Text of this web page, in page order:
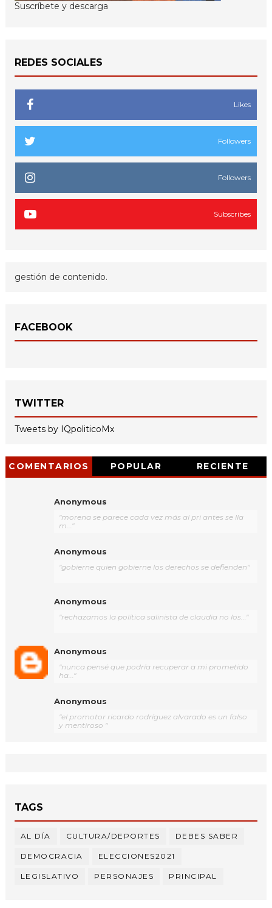
Suscríbete y descarga
REDES SOCIALES
Likes
Followers
Followers
Subscribes
gestión de contenido.
FACEBOOK
TWITTER
Tweets by IQpoliticoMx
COMENTARIOS POPULAR RECIENTE
Anonymous
"morena se parece cada vez más al pri antes se lla
m..."
Anonymous
"gobierne quien gobierne los derechos se defienden"
Anonymous
"rechazamos la política salinista de claudia no los..."
Anonymous
"nunca pensé que podría recuperar a mi prometido
ha..."
Anonymous
"el promotor ricardo rodríguez alvarado es un falso
y mentiroso "
TAGS
AL DÍA CULTURA/DEPORTES DEBES SABER
DEMOCRACIA ELECCIONES2021
LEGISLATIVO PERSONAJES PRINCIPAL